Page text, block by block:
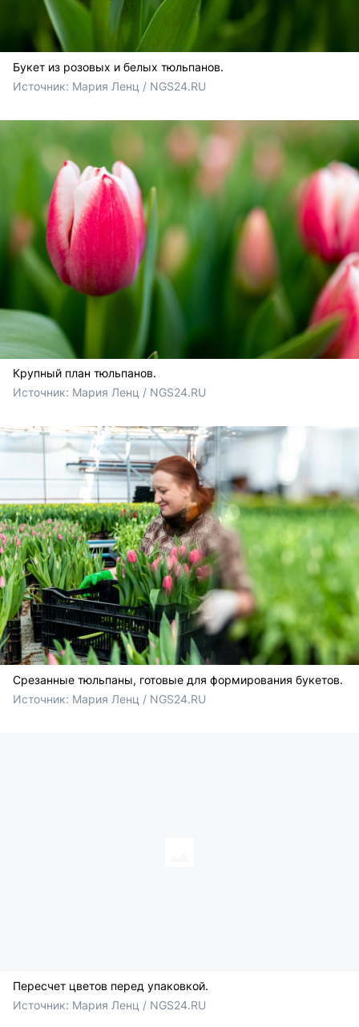
Букет из розовых и белых тюльпанов.
Источник: Мария Ленц / NGS24.RU
Крупный план тюльпанов.
Источник: Мария Ленц / NGS24.RU
Срезанные тюльпаны, готовые для формирования букетов.
Источник: Мария Ленц / NGS24.RU
Пересчет цветов перед упаковкой.
Источник: Мария Ленц / NGS24.RU